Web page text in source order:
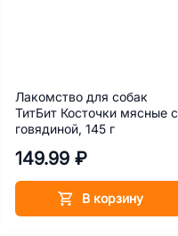
Лакомство для собак
ТитБит Косточки мясные с
говядиной, 145 г
149.99 ₽
В корзину